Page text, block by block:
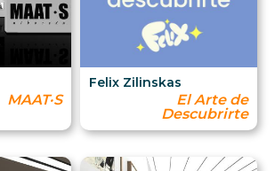
MAAT·S
Felix Zilinskas
El Arte de
Descubrirte